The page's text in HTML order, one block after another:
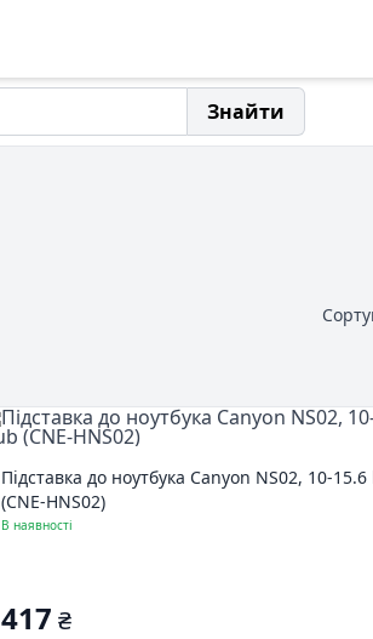
Знайти
Підставка до ноутбука Canyon NS02, 10-
(CNE-HNS02)
В наявності
417 ₴